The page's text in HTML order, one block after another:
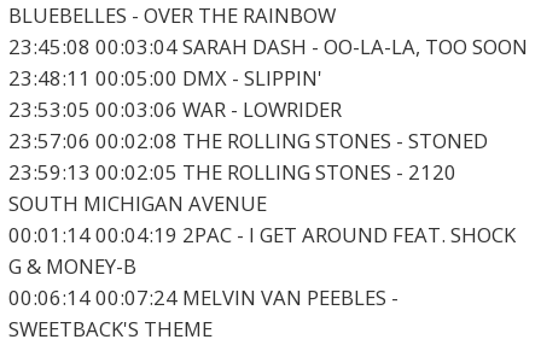
BLUEBELLES - OVER THE RAINBOW
23:45:08 00:03:04 SARAH DASH - OO-LA-LA, TOO SOON
23:48:11 00:05:00 DMX - SLIPPIN'
23:53:05 00:03:06 WAR - LOWRIDER
23:57:06 00:02:08 THE ROLLING STONES - STONED
23:59:13 00:02:05 THE ROLLING STONES - 2120
SOUTH MICHIGAN AVENUE
00:01:14 00:04:19 2PAC - I GET AROUND FEAT. SHOCK
G & MONEY-B
00:06:14 00:07:24 MELVIN VAN PEEBLES -
SWEETBACK'S THEME